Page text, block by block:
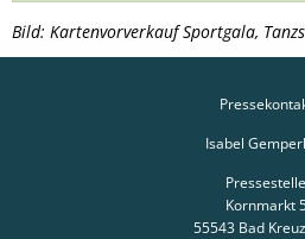
Bild: Kartenvorverkauf Sportgala,
Isabel
Pressestelle
Kornmarkt
55543 Bad